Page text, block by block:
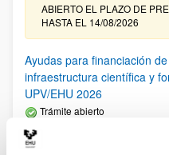
ABIERTO EL PLAZO DE
HASTA EL 14/08/2026
Ayudas para financiación
infraestructura científica y
UPV/EHU 2026
Trámite abierto